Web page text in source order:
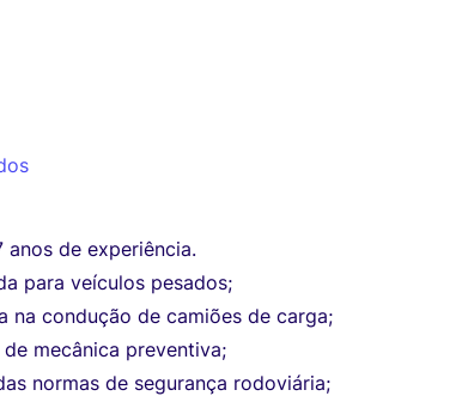
anos de experiência.
para veículos pesados;
na condução de camiões de carga;
mecânica preventiva;
normas de segurança rodoviária;